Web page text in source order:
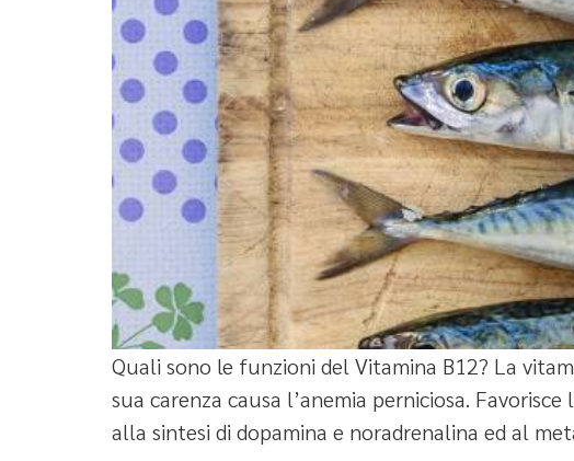
Quali sono le funzioni del Vitamina B12? La
sua carenza causa l’anemia perniciosa.
alla sintesi di dopamina e noradrenalina ed al